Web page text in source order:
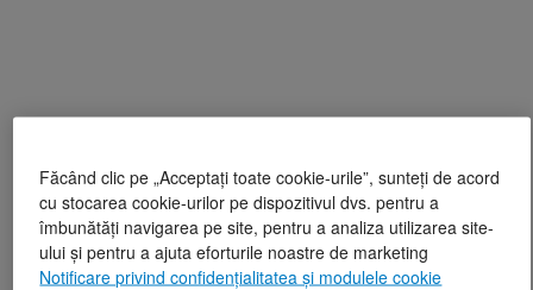
Făcând clic pe „Acceptați toate cookie-urile”, sunteți de acord
cu stocarea cookie-urilor pe dispozitivul dvs. pentru a
îmbunătăți navigarea pe site, pentru a analiza utilizarea site-
ului și pentru a ajuta eforturile noastre de marketing
Notificare privind confidențialitatea și modulele cookie